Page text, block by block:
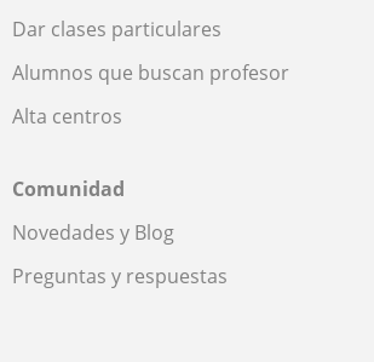
Dar clases particulares
Alumnos que buscan profesor
Alta centros
Comunidad
Novedades y Blog
Preguntas y respuestas